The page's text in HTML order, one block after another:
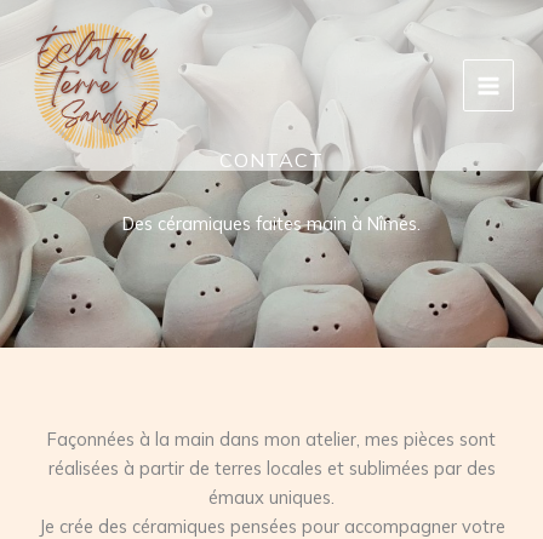
Aller
contenu
CONTACT
Des céramiques faites main à Nîmes.
Façonnées à la main dans mon atelier, mes pièces sont
réalisées à partir de terres locales et sublimées par des
émaux uniques.
Je crée des céramiques pensées pour accompagner votre